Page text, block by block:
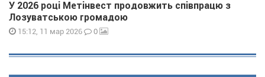
У 2026 році Метінвест продовжить співпрацю з
Лозуватською громадою
15:12, 11 мар 2026 0